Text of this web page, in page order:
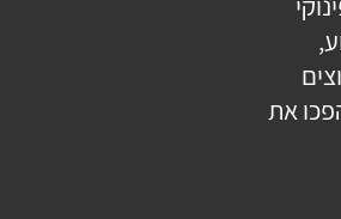
את